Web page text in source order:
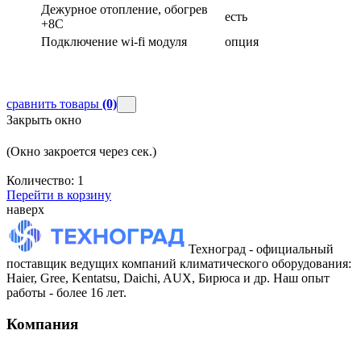
Дежурное отопление, обогрев
+8С
есть
Подключение wi-fi модуля
опция
сравнить товары (0)
Закрыть окно
(Окно закроется через сек.)
Количество: 1
Перейти в корзину
наверх
Техноград - официальный
поставщик ведущих компаний климатического оборудования:
Haier, Gree, Kentatsu, Daichi, AUX, Бирюса и др. Наш опыт
работы - более 16 лет.
Компания